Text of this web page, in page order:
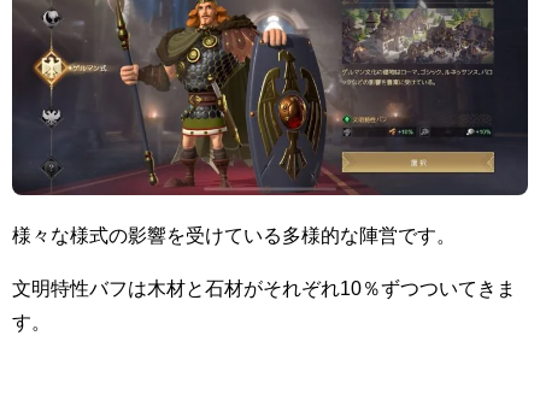
様々な様式の影響を受けている多様的な陣営です。
文明特性バフは木材と石材がそれぞれ10％ずつついてきま
す。